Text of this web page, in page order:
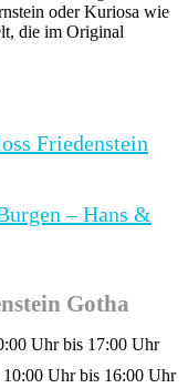
oder Kuriosa wie
die im Original
Friedenstein
– Hans &
Gotha
Uhr bis 17:00 Uhr
Uhr bis 16:00 Uhr